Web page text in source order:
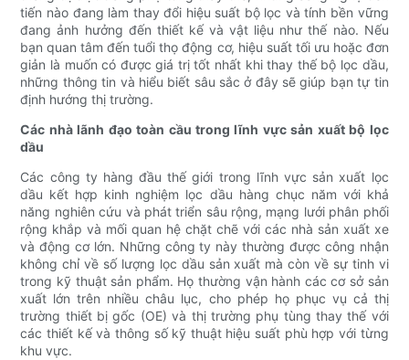
tiến nào đang làm thay đổi hiệu suất bộ lọc và tính bền vững
đang ảnh hưởng đến thiết kế và vật liệu như thế nào. Nếu
bạn quan tâm đến tuổi thọ động cơ, hiệu suất tối ưu hoặc đơn
giản là muốn có được giá trị tốt nhất khi thay thế bộ lọc dầu,
những thông tin và hiểu biết sâu sắc ở đây sẽ giúp bạn tự tin
định hướng thị trường.
Các nhà lãnh đạo toàn cầu trong lĩnh vực sản xuất bộ lọc
dầu
Các công ty hàng đầu thế giới trong lĩnh vực sản xuất lọc
dầu kết hợp kinh nghiệm lọc dầu hàng chục năm với khả
năng nghiên cứu và phát triển sâu rộng, mạng lưới phân phối
rộng khắp và mối quan hệ chặt chẽ với các nhà sản xuất xe
và động cơ lớn. Những công ty này thường được công nhận
không chỉ về số lượng lọc dầu sản xuất mà còn về sự tinh vi
trong kỹ thuật sản phẩm. Họ thường vận hành các cơ sở sản
xuất lớn trên nhiều châu lục, cho phép họ phục vụ cả thị
trường thiết bị gốc (OE) và thị trường phụ tùng thay thế với
các thiết kế và thông số kỹ thuật hiệu suất phù hợp với từng
khu vực.